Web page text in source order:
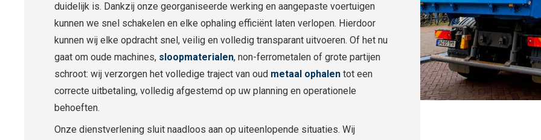
duidelijk is. Dankzij onze georganiseerde werking en aangepaste voertuigen
kunnen we snel schakelen en elke ophaling efficiënt laten verlopen. Hierdoor
kunnen wij elke opdracht snel, veilig en volledig transparant uitvoeren. Of het nu
gaat om oude machines, sloopmaterialen, non-ferrometalen of grote partijen
schroot: wij verzorgen het volledige traject van oud metaal ophalen tot een
correcte uitbetaling, volledig afgestemd op uw planning en operationele
behoeften.
Onze dienstverlening sluit naadloos aan op uiteenlopende situaties. Wij